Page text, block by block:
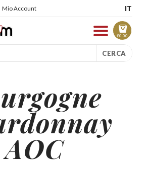
Mio Account IT
€0.00
CERCA
AOC